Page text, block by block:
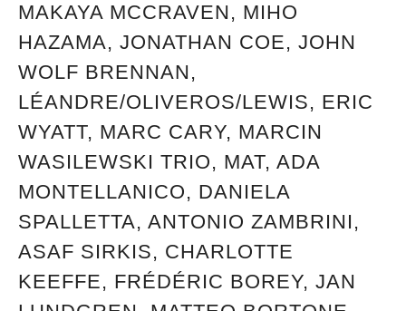
MAKAYA MCCRAVEN, MIHO
HAZAMA, JONATHAN COE, JOHN
WOLF BRENNAN,
LÉANDRE/OLIVEROS/LEWIS, ERIC
WYATT, MARC CARY, MARCIN
WASILEWSKI TRIO, MAT, ADA
MONTELLANICO, DANIELA
SPALLETTA, ANTONIO ZAMBRINI,
ASAF SIRKIS, CHARLOTTE
KEEFFE, FRÉDÉRIC BOREY, JAN